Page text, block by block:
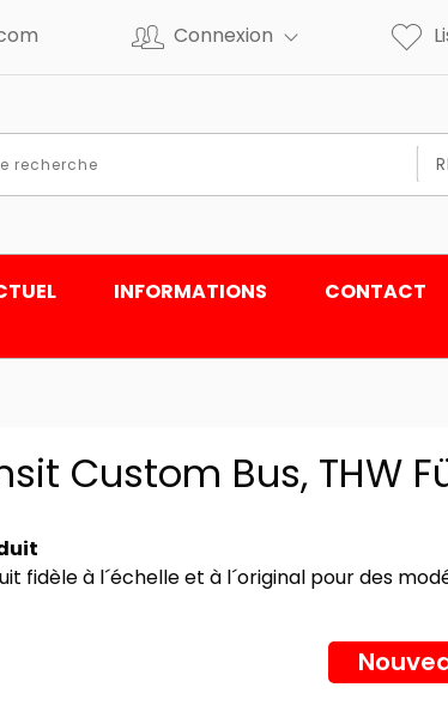
Connexion
INFORMATIONS CONTACT
Custom Bus, THW
fidèle à l´échelle et à l´original pour des